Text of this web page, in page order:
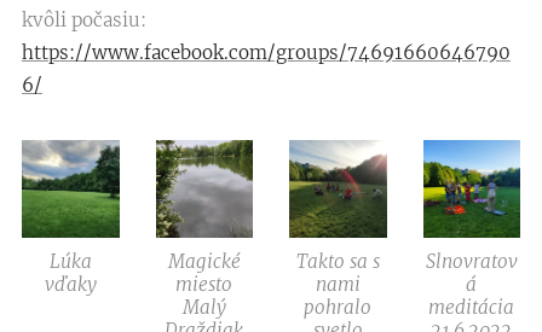
kvôli počasiu:
https://www.facebook.com/groups/74691660646790
6/
Lúka
vďaky
Magické
miesto
Malý
Takto sa s
nami
pohralo
Slnovratov
á
meditácia